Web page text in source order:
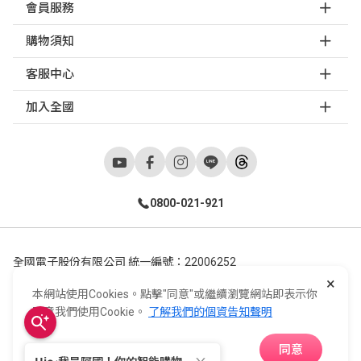
會員服務
購物須知
客服中心
加入全國
0800-021-921
全國電子股份有限公司 統一編號：22006252
Copyright ©2026© E-Life Co., Ltd. All Rights Reserved.
×
本網站使用Cookies。點擊"同意"或繼續瀏覽網站即表示你
同意我們使用Cookie。 了解我們的個資告知聲明
同意